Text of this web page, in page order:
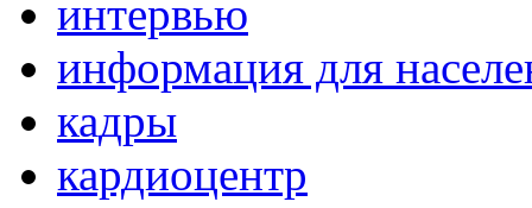
интервью
информация для
кадры
кардиоцентр